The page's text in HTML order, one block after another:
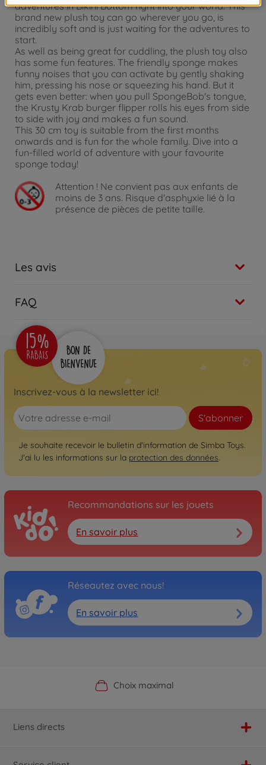
adventures in Bikini Bottom right into your world. This
brand new plush toy can go wherever you go, is
incredibly soft and is just waiting for the adventures to
start.
As well as being great for cuddling, the plush toy also
has some fun features. The friendly sponge makes
funny noises that you can activate by gently shaking
him, pressing his nose or squeezing his hand. But it
gets even better: when you pull SpongeBob's tongue,
the Krusty Krab burger flipper rolls his eyes from side
to side with joy and makes a fun sound.
This 30 cm toy is suitable from the first months
onwards and is fun for the whole family. Dive into a
fun-filled world of adventure with your favourite
sponge today!
Attention ! Ne convient pas aux enfants de
moins de 3 ans. Risque d'asphyxie lié à la
présence de pièces de petite taille.
Les avis
FAQ
Inscrivez-vous à la newsletter ici!
S'abonner
Je souhaite recevoir le bulletin d'information de Simba Toys.
J'ai lu les informations sur la protection des données.
Recommandations sur les jouets
En savoir plus
Réseautez avec nous!
En savoir plus
Boutique officielle du fabricant
Choix maximal
Service personnalisé
Livraison rapide
Liens directs